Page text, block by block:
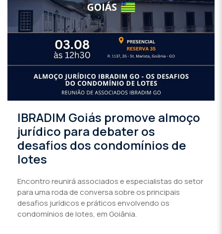
IBRADIM Goiás promove almoço
jurídico para debater os
desafios dos condomínios de
lotes
Encontro reunirá associados e especialistas do setor
para uma roda de conversa sobre os principais
desafios jurídicos e práticos envolvendo os
condomínios de lotes, em Goiânia.